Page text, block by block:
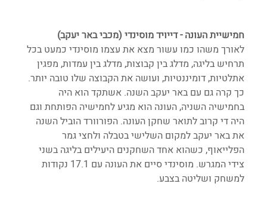
חמישיית העונה - דייויד מוסינדי (מכבי באר יעקב)
לאורך משהו כמו עשור מצא את עצמו מוסינדי כמעט בכל
תרחיש בליגה, מדלג בין קבוצות, מדלג בין עמדות, מפגין
אתלטיות, דומיננטיות, ועושה את הקבוצה שלו טובה יותר.
כך קרה גם עם באר יעקב השנה. אשתקד הוא היה
בחמישיה השניה, העונה הוא מגיע לחמישיה הפותחת וגם
היה די קרוב לתואר שחקן העונה. הפורוורד הוביל השנה
את באר יעקב למקום השלישי בטבלה ולחצי גמר
הפלייאוף, כשהוא אחד השחקנים היעילים בליגה בשני
צידי המגרש. מוסינדי סיים את העונה עם 17.1 נקודות
למשחק ושליטה בצבע.